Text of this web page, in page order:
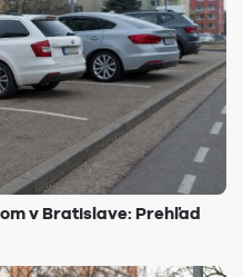
v Bratislave: Prehľad